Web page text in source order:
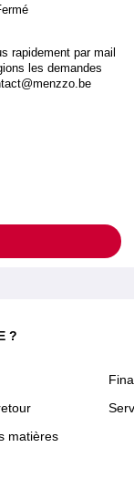
rapidement par mail
les demandes
?
matières